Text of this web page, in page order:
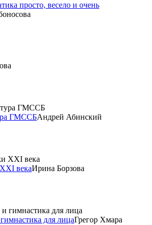
просто, весело и очень
ГМССБАндрей Абинский
векаИрина Борзова
для лицаГрегор Хмара